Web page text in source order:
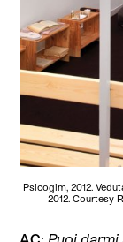
Psicogim, 2012.
2012. Courtesy
AC: Puoi